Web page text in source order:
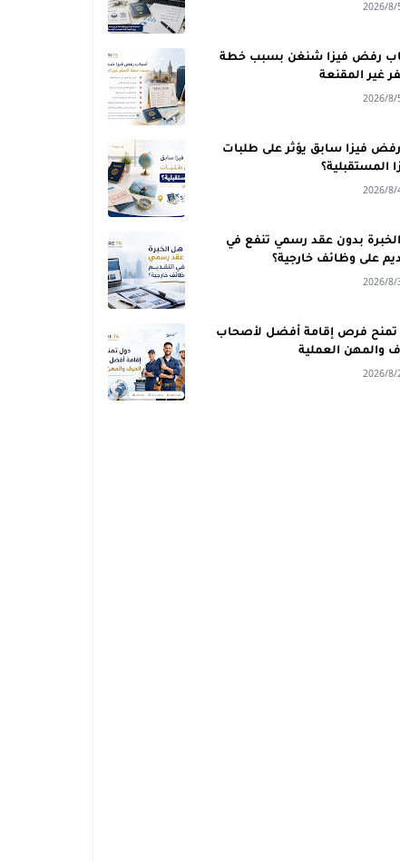
2026/8/
رفض فيزا شنغن بسبب خطة
غير المقنعة
2026/8/
فيزا سابق يؤثر على طلبات
المستقبلية؟
2026/8/
بدون عقد رسمي تنفع في
على وظائف خارجية؟
2026/8/
تمنح فرص إقامة أفضل لأصحاب
والمهن العملية
2026/8/